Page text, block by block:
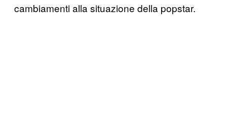
cambiamenti alla situazione della popstar.